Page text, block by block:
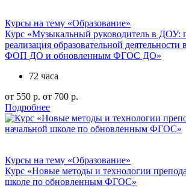
Курсы на тему «Образование»
Курс «Музыкальный руководитель в ДОУ:
реализация образовательной деятельности
ФОП ДО и обновленным ФГОС ДО»
72 часа
от 550 р. от 700 р.
Подробнее
Курсы на тему «Образование»
Курс «Новые методы и технологии
школе по обновленным ФГОС»